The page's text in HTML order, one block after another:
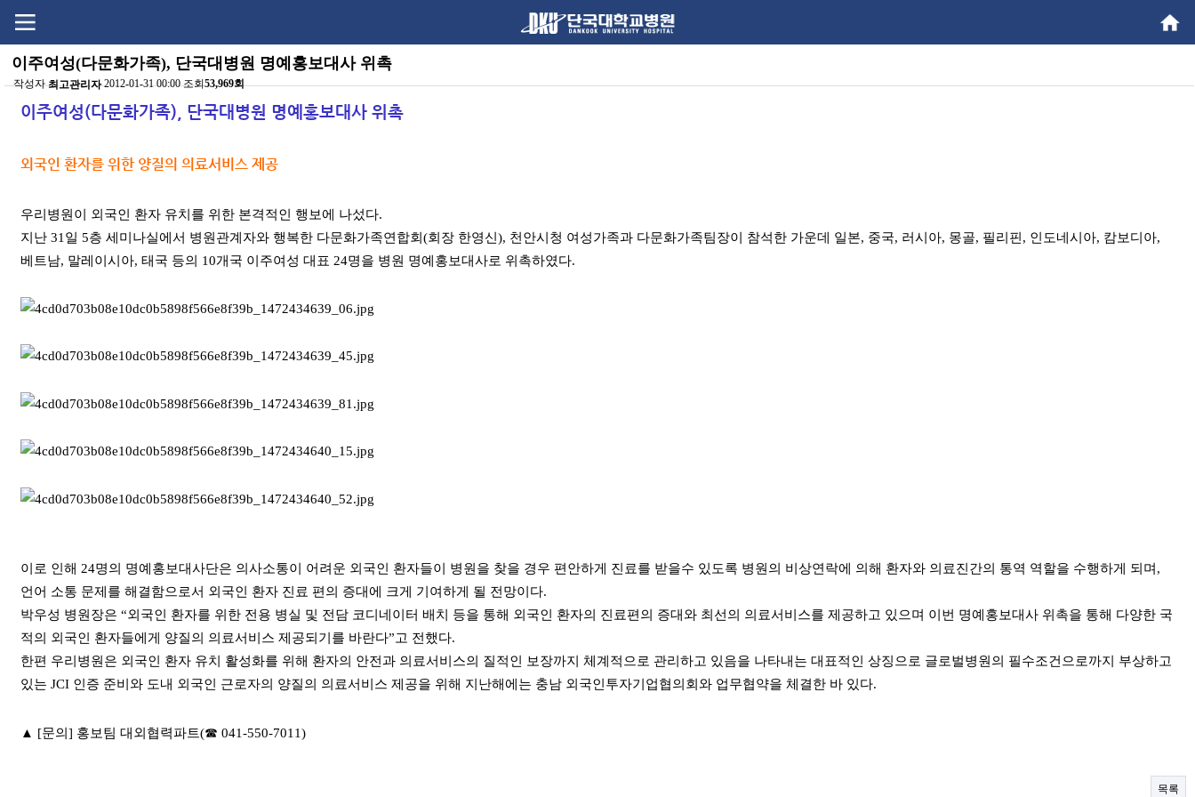
content
menu
이주여성(다문화가족), 단국대병원 명예홍보대사 위촉
작성자최고관리자2012-01-31 00:00 조회53,969회
본문
이주여성(다문화가족), 단국대병원 명예홍보대사 위촉
외국인 환자를 위한 양질의 의료서비스 제공
우리병원이 외국인 환자 유치를 위한 본격적인 행보에 나섰다.
지난 31일 5층 세미나실에서 병원관계자와 행복한 다문화가족연합회(회장 한영신), 천안시청 여성가족과 다문화가족팀장이 참석한 가운데 일본, 중국, 러시아, 몽골, 필리핀, 인도네시아, 캄보디아,
베트남, 말레이시아, 태국 등의 10개국 이주여성 대표 24명을 병원 명예홍보대사로 위촉하였다.
이로 인해 24명의 명예홍보대사단은 의사소통이 어려운 외국인 환자들이 병원을 찾을 경우 편안하게 진료를 받을수 있도록 병원의 비상연락에 의해 환자와 의료진간의 통역 역할을 수행하게 되며,
언어 소통 문제를 해결함으로서 외국인 환자 진료 편의 증대에 크게 기여하게 될 전망이다.
박우성 병원장은 “외국인 환자를 위한 전용 병실 및 전담 코디네이터 배치 등을 통해 외국인 환자의 진료편의 증대와 최선의 의료서비스를 제공하고 있으며 이번 명예홍보대사 위촉을 통해 다양한 국
적의 외국인 환자들에게 양질의 의료서비스 제공되기를 바란다”고 전했다.
한편 우리병원은 외국인 환자 유치 활성화를 위해 환자의 안전과 의료서비스의 질적인 보장까지 체계적으로 관리하고 있음을 나타내는 대표적인 상징으로 글로벌병원의 필수조건으로까지 부상하고
있는 JCI 인증 준비와 도내 외국인 근로자의 양질의 의료서비스 제공을 위해 지난해에는 충남 외국인투자기업협의회와 업무협약을 체결한 바 있다.
▲ [문의] 홍보팀 대외협력파트(☎ 041-550-7011)
목록